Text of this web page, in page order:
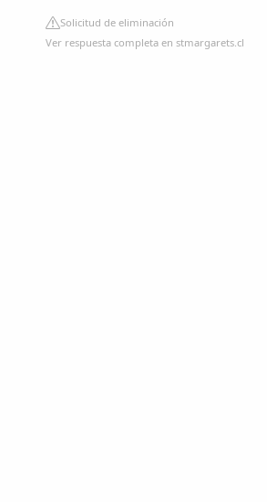
Solicitud de eliminación
Ver respuesta completa en stmargarets.cl